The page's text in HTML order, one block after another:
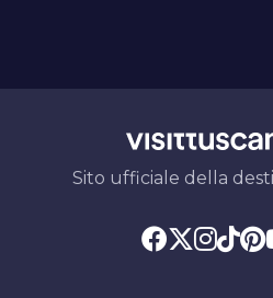
Sito ufficiale della